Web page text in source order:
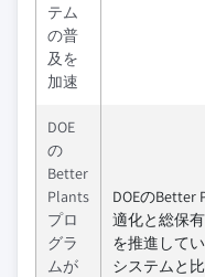
テム
の普
及を
加速
DOE
の
Better
Plants
プロ
グラ
ムが
DOEの
適化と総保
を推進して
システムと